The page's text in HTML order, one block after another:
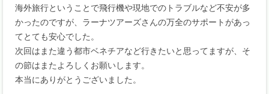
海外旅行ということで飛行機や現地でのトラブルなど不安が多
かったのですが、ラーナツアーズさんの万全のサポートがあっ
てとても安心でした。
次回はまた違う都市ベネチアなど行きたいと思ってますが、そ
の節はまたよろしくお願いします。
本当にありがとうございました。